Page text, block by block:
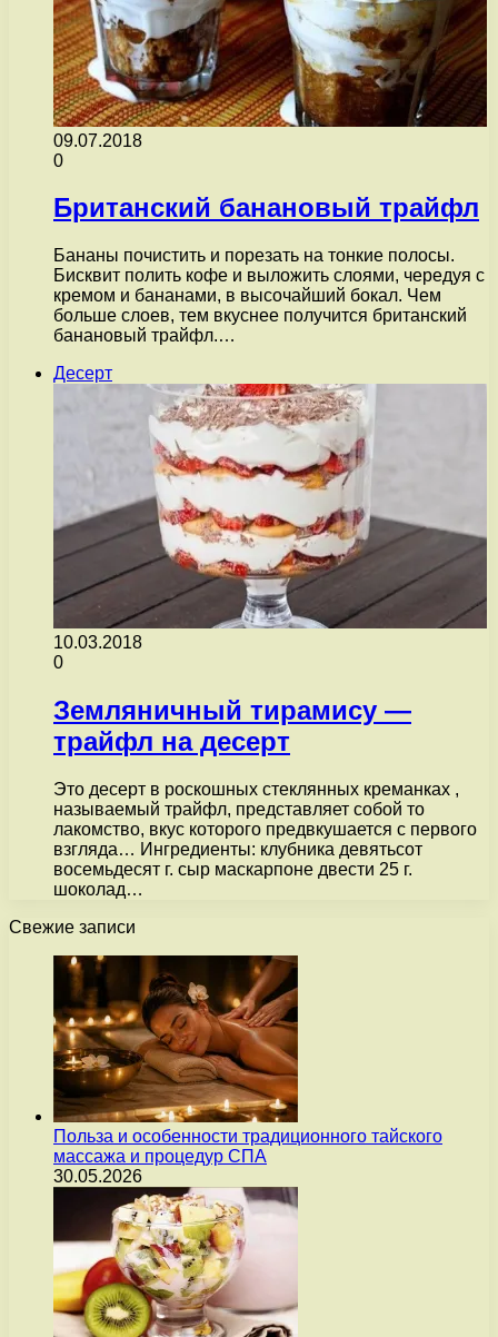
09.07.2018
0
Британский банановый трайфл
Бананы почистить и порезать на тонкие полосы.
Бисквит полить кофе и выложить слоями, чередуя с
кремом и бананами, в высочайший бокал. Чем
больше слоев, тем вкуснее получится британский
банановый трайфл.…
Десерт
10.03.2018
0
Земляничный тирамису —
трайфл на десерт
Это десерт в роскошных стеклянных креманках ,
называемый трайфл, представляет собой то
лакомство, вкус которого предвкушается с первого
взгляда… Ингредиенты: клубника девятьсот
восемьдесят г. сыр маскарпоне двести 25 г.
шоколад…
Свежие записи
Польза и особенности традиционного тайского
массажа и процедур СПА
30.05.2026